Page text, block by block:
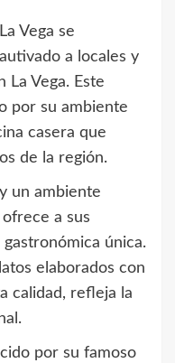
Vega se
a locales y
La Vega. Este
por su ambiente
casera que
de la región.
un ambiente
a sus
única.
elaborados con
calidad, refleja la
por su famoso